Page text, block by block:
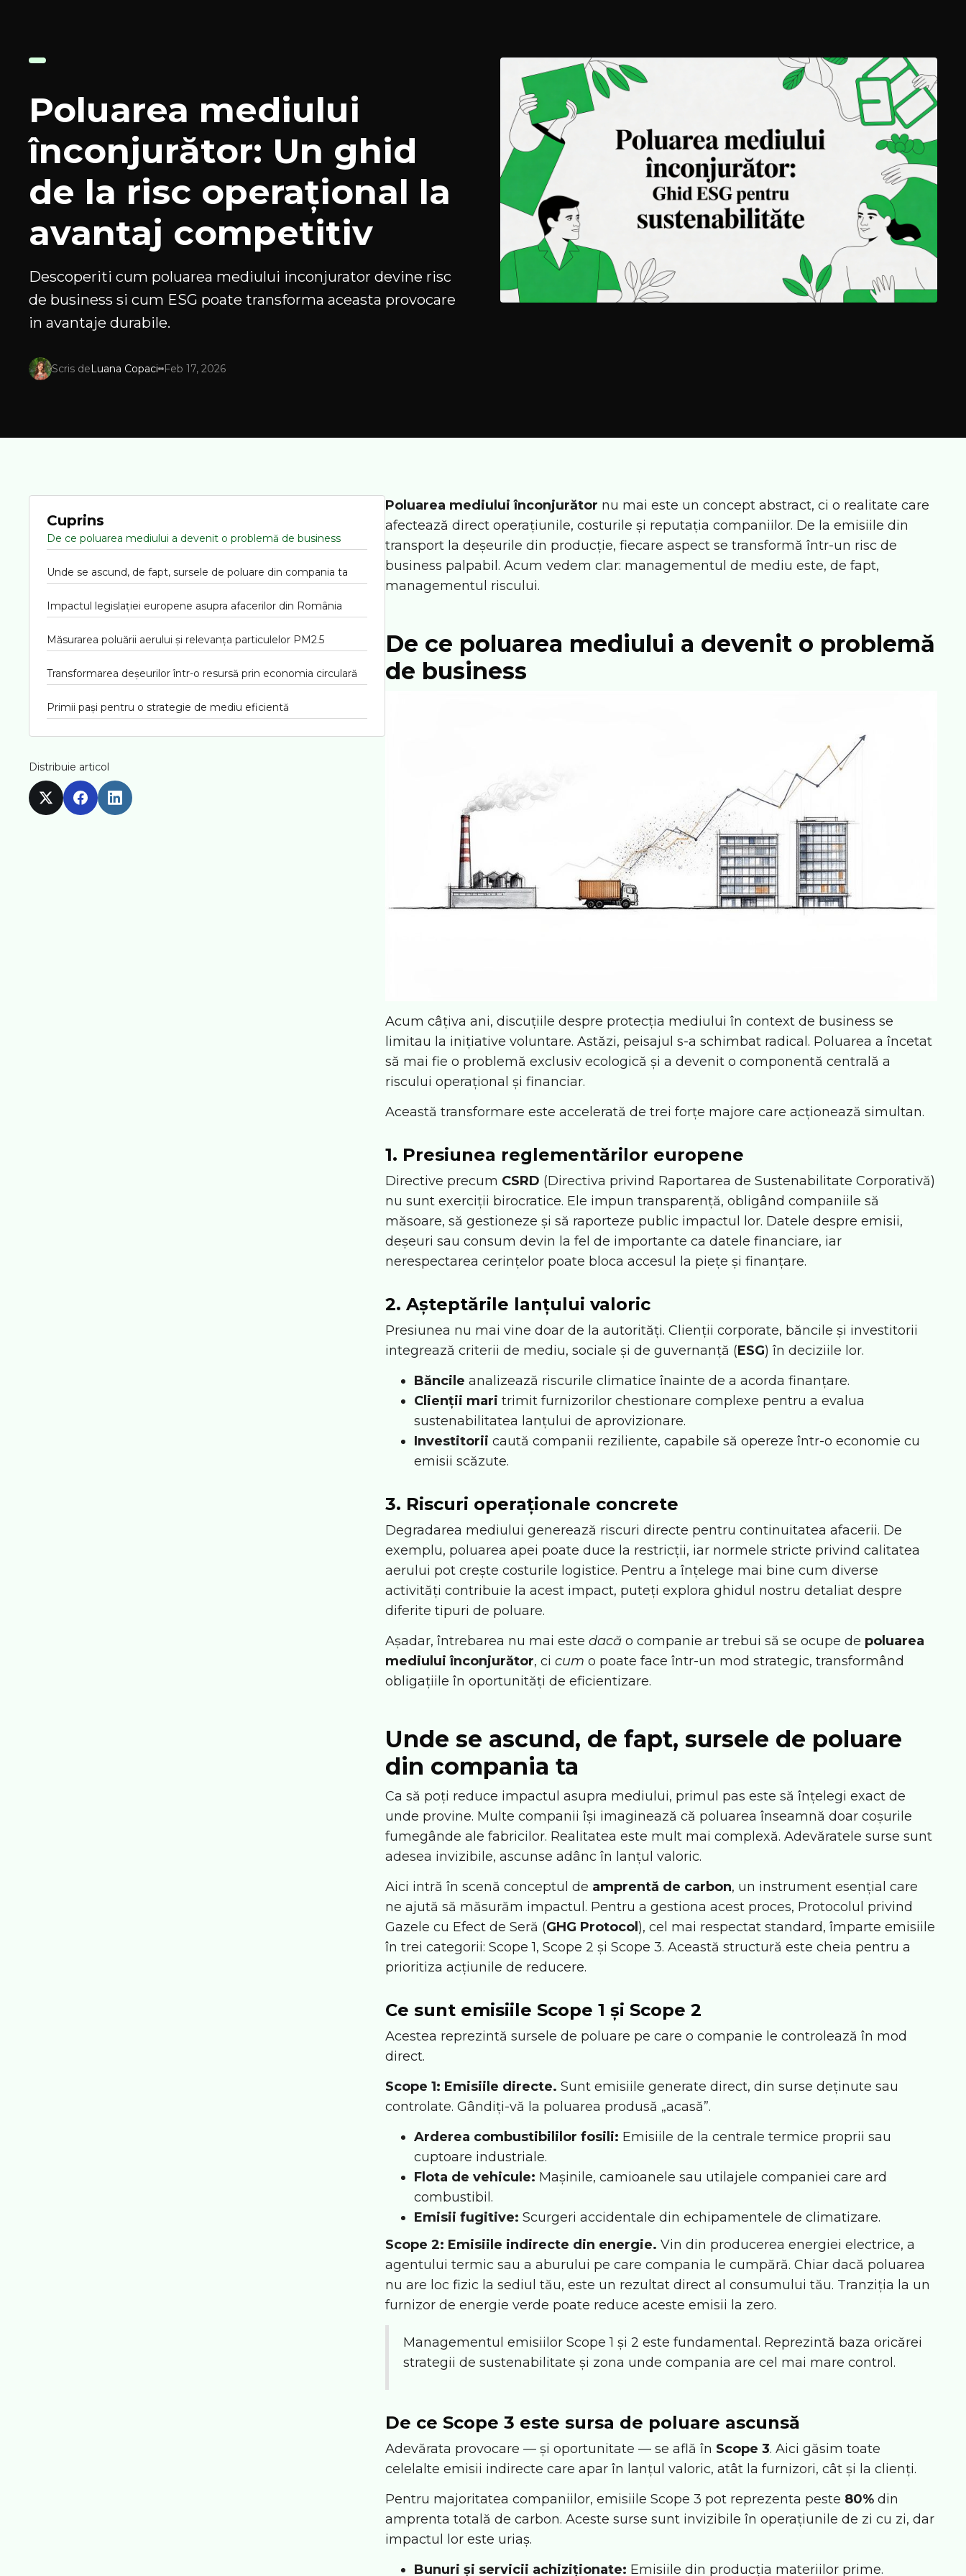
Poluarea mediului
înconjurător: Un ghid
de la risc operațional la
avantaj competitiv
Descoperiti cum poluarea mediului inconjurator devine risc
de business si cum ESG poate transforma aceasta provocare
in avantaje durabile.
Scris deLuana Copaci Feb 17, 2026
Cuprins
De ce poluarea mediului a devenit o problemă de business
Unde se ascund, de fapt, sursele de poluare din compania ta
Impactul legislației europene asupra afacerilor din România
Măsurarea poluării aerului și relevanța particulelor PM2.5
Transformarea deșeurilor într-o resursă prin economia circulară
Primii pași pentru o strategie de mediu eficientă
Distribuie articol
Poluarea mediului înconjurător nu mai este un concept abstract, ci o realitate care
afectează direct operațiunile, costurile și reputația companiilor. De la emisiile din
transport la deșeurile din producție, fiecare aspect se transformă într-un risc de
business palpabil. Acum vedem clar: managementul de mediu este, de fapt,
managementul riscului.
De ce poluarea mediului a devenit o problemă
de business
Acum câțiva ani, discuțiile despre protecția mediului în context de business se
limitau la inițiative voluntare. Astăzi, peisajul s-a schimbat radical. Poluarea a încetat
să mai fie o problemă exclusiv ecologică și a devenit o componentă centrală a
riscului operațional și financiar.
Această transformare este accelerată de trei forțe majore care acționează simultan.
1. Presiunea reglementărilor europene
Directive precum CSRD (Directiva privind Raportarea de Sustenabilitate Corporativă)
nu sunt exerciții birocratice. Ele impun transparență, obligând companiile să
măsoare, să gestioneze și să raporteze public impactul lor. Datele despre emisii,
deșeuri sau consum devin la fel de importante ca datele financiare, iar
nerespectarea cerințelor poate bloca accesul la piețe și finanțare.
2. Așteptările lanțului valoric
Presiunea nu mai vine doar de la autorități. Clienții corporate, băncile și investitorii
integrează criterii de mediu, sociale și de guvernanță (ESG) în deciziile lor.
Băncile analizează riscurile climatice înainte de a acorda finanțare.
Clienții mari trimit furnizorilor chestionare complexe pentru a evalua
sustenabilitatea lanțului de aprovizionare.
Investitorii caută companii reziliente, capabile să opereze într-o economie cu
emisii scăzute.
3. Riscuri operaționale concrete
Degradarea mediului generează riscuri directe pentru continuitatea afacerii. De
exemplu, poluarea apei poate duce la restricții, iar normele stricte privind calitatea
aerului pot crește costurile logistice. Pentru a înțelege mai bine cum diverse
activități contribuie la acest impact, puteți explora ghidul nostru detaliat despre
diferite tipuri de poluare.
Așadar, întrebarea nu mai este dacă o companie ar trebui să se ocupe de poluarea
mediului înconjurător, ci cum o poate face într-un mod strategic, transformând
obligațiile în oportunități de eficientizare.
Unde se ascund, de fapt, sursele de poluare
din compania ta
Ca să poți reduce impactul asupra mediului, primul pas este să înțelegi exact de
unde provine. Multe companii își imaginează că poluarea înseamnă doar coșurile
fumegânde ale fabricilor. Realitatea este mult mai complexă. Adevăratele surse sunt
adesea invizibile, ascunse adânc în lanțul valoric.
Aici intră în scenă conceptul de amprentă de carbon, un instrument esențial care
ne ajută să măsurăm impactul. Pentru a gestiona acest proces, Protocolul privind
Gazele cu Efect de Seră (GHG Protocol ), cel mai respectat standard, împarte emisiile
în trei categorii: Scope 1, Scope 2 și Scope 3. Această structură este cheia pentru a
prioritiza acțiunile de reducere.
Ce sunt emisiile Scope 1 și Scope 2
Acestea reprezintă sursele de poluare pe care o companie le controlează în mod
direct.
Scope 1: Emisiile directe. Sunt emisiile generate direct, din surse deținute sau
controlate. Gândiți-vă la poluarea produsă „acasă”.
Arderea combustibililor fosili: Emisiile de la centrale termice proprii sau
cuptoare industriale.
Flota de vehicule: Mașinile, camioanele sau utilajele companiei care ard
combustibil.
Emisii fugitive: Scurgeri accidentale din echipamentele de climatizare.
Scope 2: Emisiile indirecte din energie. Vin din producerea energiei electrice, a
agentului termic sau a aburului pe care compania le cumpără. Chiar dacă poluarea
nu are loc fizic la sediul tău, este un rezultat direct al consumului tău. Tranziția la un
furnizor de energie verde poate reduce aceste emisii la zero.
Managementul emisiilor Scope 1 și 2 este fundamental. Reprezintă baza oricărei
strategii de sustenabilitate și zona unde compania are cel mai mare control.
De ce Scope 3 este sursa de poluare ascunsă
Adevărata provocare — și oportunitate — se află în Scope 3. Aici găsim toate
celelalte emisii indirecte care apar în lanțul valoric, atât la furnizori, cât și la clienți.
Pentru majoritatea companiilor, emisiile Scope 3 pot reprezenta peste 80% din
amprenta totală de carbon. Aceste surse sunt invizibile în operațiunile de zi cu zi, dar
impactul lor este uriaș.
Bunuri și servicii achiziționate: Emisiile din producția materiilor prime.